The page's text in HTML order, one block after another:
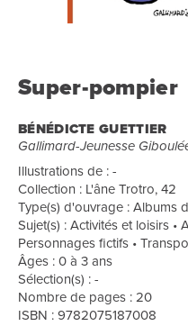
Super-pompier
BÉNÉDICTE GUETTIER
Gallimard-Jeunesse
Illustrations de : -
Collection : L'âne Trotro, 42
Type(s) d'ouvrage : Albums
Sujet(s) : Activités et loisirs •
Personnages fictifs •
Âges : 0 à 3 ans
Sélection(s) : -
Nombre de pages : 20
ISBN : 9782075187008